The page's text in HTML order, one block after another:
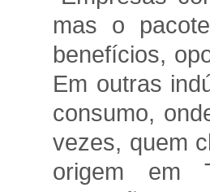
mas o
benefícios,
Em outras
consumo,
vezes, quem
origem em